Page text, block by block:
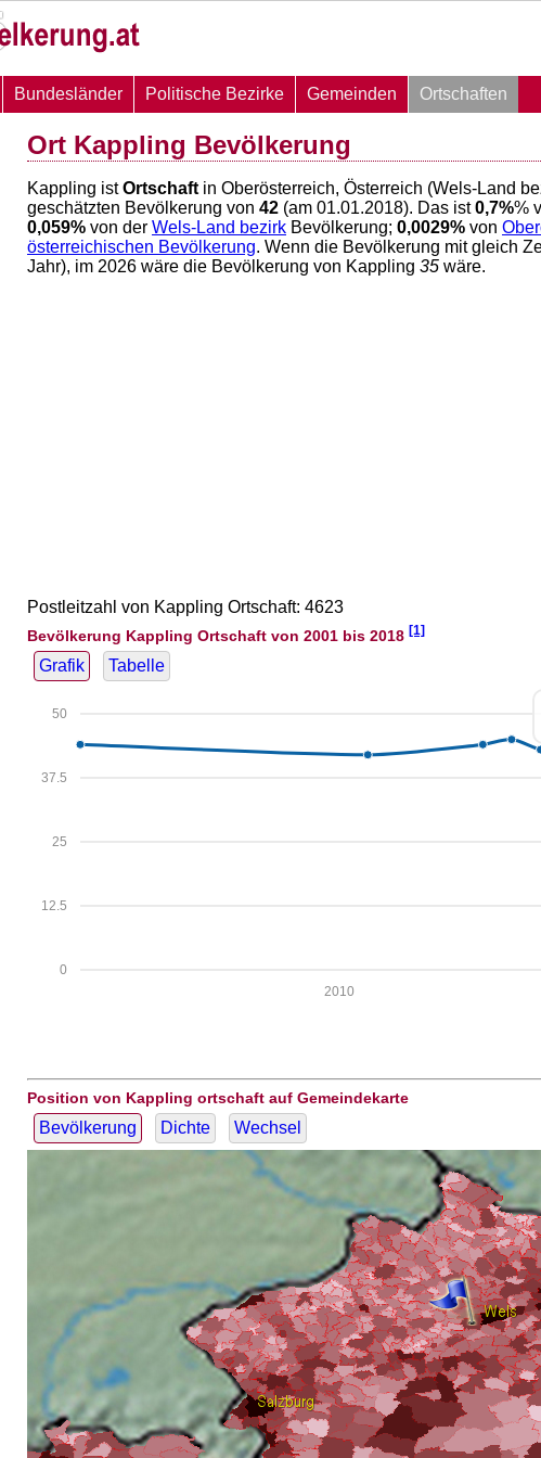
Bundesländer Politische Bezirke Gemeinden
Ortschaften
Ort Kappling Bevölkerung
Kappling istOrtschaft in Oberösterreich, Österreich (Wels-Land
geschätzten Bevölkerung von 42 (am 01.01.2018). Das ist0,7%%
0,059% von der Wels-Land bezirk Bevölkerung; 0,0029% von
österreichischen Bevölkerung. Wenn die Bevölkerung mit gleich
Jahr), im 2026 wäre die Bevölkerung von Kappling 35 wäre.
Postleitzahl von Kappling Ortschaft: 4623
Bevölkerung Kappling Ortschaft von 2001 bis 2018 [1]
Grafik Tabelle
0
12.5
25
37.5
50
2010
Position von Kappling ortschaft auf Gemeindekarte
Bevölkerung Dichte Wechsel